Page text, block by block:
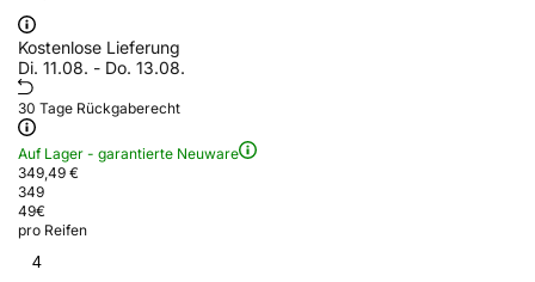
Kostenlose Lieferung
Di. 11.08. - Do. 13.08.
30 Tage Rückgaberecht
Auf Lager - garantierte Neuware
349,49 €
349
49€
pro Reifen
4